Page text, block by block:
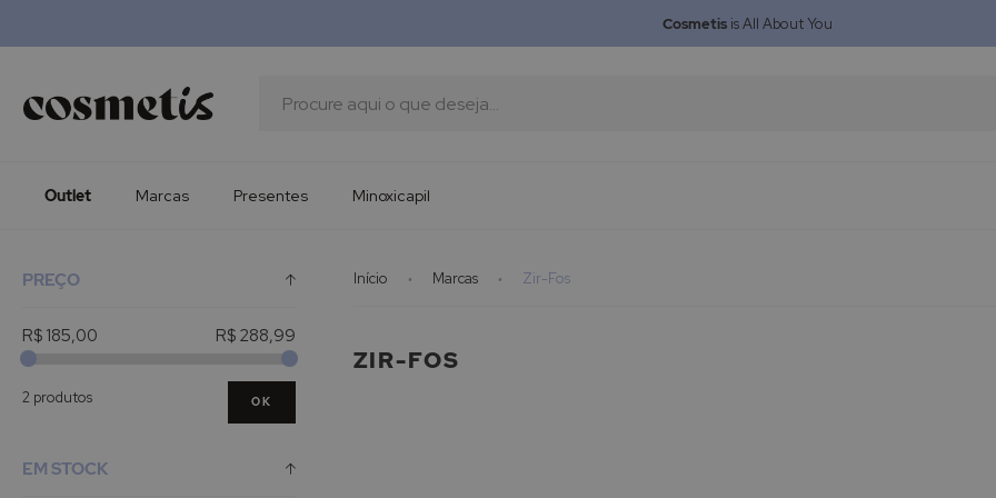
Cosmetisis All About You
Procura
Presentes
Minoxicapil
Outlet Marcas Presentes Minoxicapil
Início Marcas Zir-Fos
ZIR-FOS
PREÇO
R$ 185,00 R$ 288,99
2 produtos OK
EM STOCK